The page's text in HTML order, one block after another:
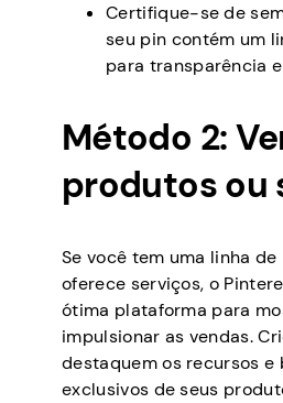
Certifique-se de
seu pin contém um
para transparência
Método 2:
produtos ou
Se você tem uma linha
oferece serviços, o
ótima plataforma para
impulsionar as vendas.
destaquem os recursos e
exclusivos de seus